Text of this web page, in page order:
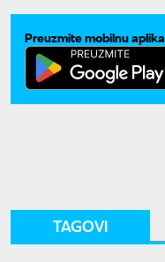
Preuzmite mobilnu
TAGOVI